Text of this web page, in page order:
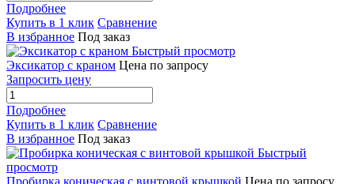
Подробнее
Купить в 1 клик Сравнение
В избранное Под заказ
Быстрый просмотр
Эксикатор с краном Цена по запросу
Запросить цену
Подробнее
Купить в 1 клик Сравнение
В избранное Под заказ
Быстрый
просмотр
Пробирка коническая с винтовой крышкой Цена по запросу